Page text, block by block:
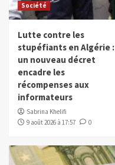
Société
Lutte contre les
stupéfiants en Algérie :
un nouveau décret
encadre les
récompenses aux
informateurs
Sabrina Khelifi
9 août 2026 à 17:57
0